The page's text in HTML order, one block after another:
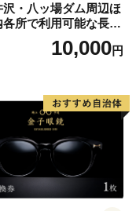
沢・八ッ場ダム周辺ほ
各所で利用可能な長野
るさと感謝券（3,000
【トラベル 観光 旅行
10,000円